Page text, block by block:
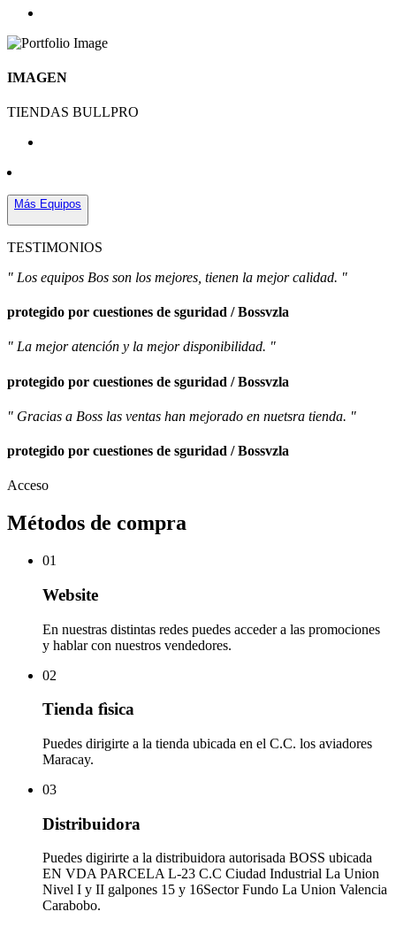
IMAGEN
TIENDAS BULLPRO
Más Equipos
TESTIMONIOS
" Los equipos Bos son los mejores, tienen la mejor calidad. "
protegido por cuestiones de sguridad / Bossvzla
" La mejor atención y la mejor disponibilidad. "
protegido por cuestiones de sguridad / Bossvzla
" Gracias a Boss las ventas han mejorado en nuetsra tienda. "
protegido por cuestiones de sguridad / Bossvzla
Acceso
Métodos de compra
01
Website
En nuestras distintas redes puedes acceder a las promociones
y hablar con nuestros vendedores.
02
Tienda fìsica
Puedes dirigirte a la tienda ubicada en el C.C. los aviadores
Maracay.
03
Distribuidora
Puedes digirirte a la distribuidora autorisada BOSS ubicada
EN VDA PARCELA L-23 C.C Ciudad Industrial La Union
Nivel I y II galpones 15 y 16Sector Fundo La Union Valencia
Carabobo.